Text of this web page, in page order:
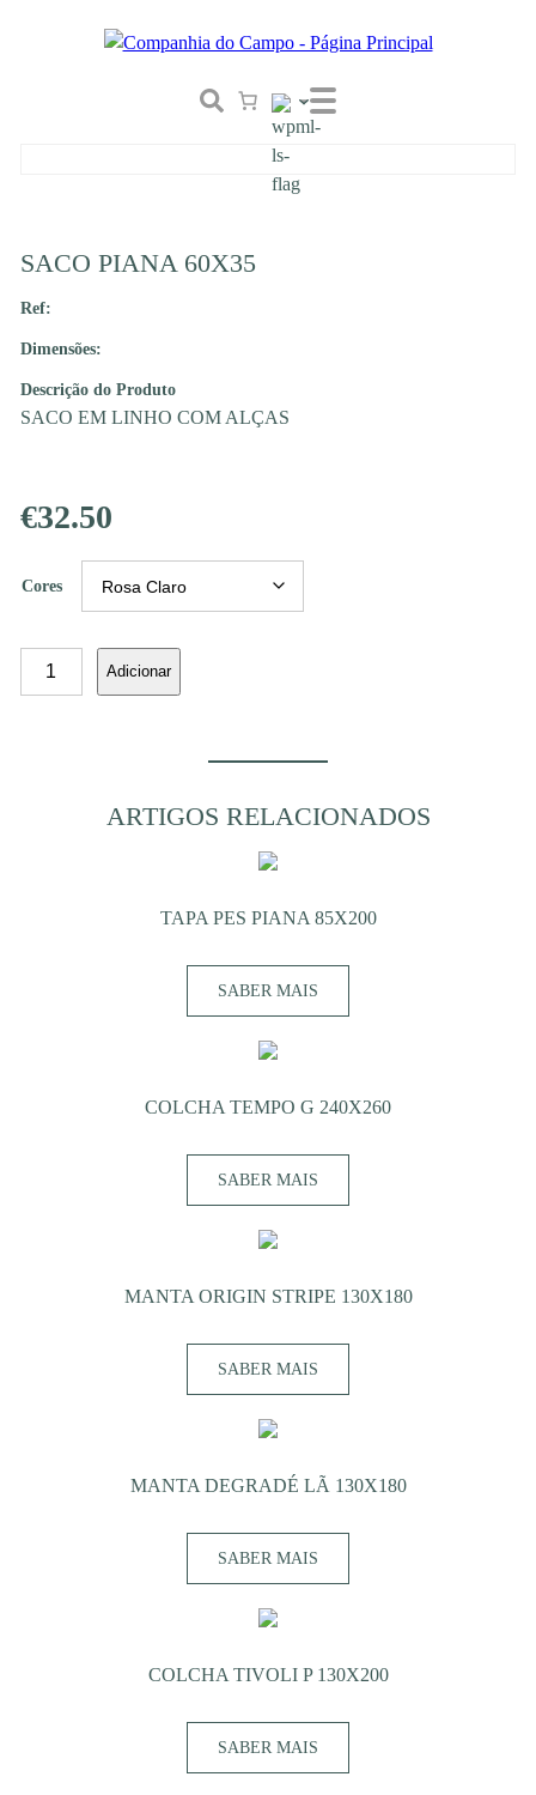
SACO PIANA 60X35
Ref:
Dimensões:
Descrição do Produto
SACO EM LINHO COM ALÇAS
€32.50
Cores
Adicionar
ARTIGOS RELACIONADOS
TAPA PES PIANA 85X200
SABER MAIS
COLCHA TEMPO G 240X260
SABER MAIS
MANTA ORIGIN STRIPE 130X180
SABER MAIS
MANTA DEGRADÉ LÃ 130X180
SABER MAIS
COLCHA TIVOLI P 130X200
SABER MAIS